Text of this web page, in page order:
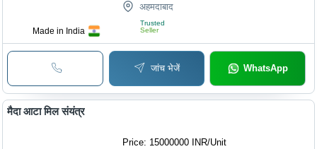
Made in India
अहमदाबाद
Trusted
Seller
जांच भेजें WhatsApp
मैदा आटा मिल संयंत्र
Price: 15000000 INR/Unit